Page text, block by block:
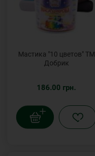
Мастика "10 цветов" ТМ
Добрик
186.00 грн.